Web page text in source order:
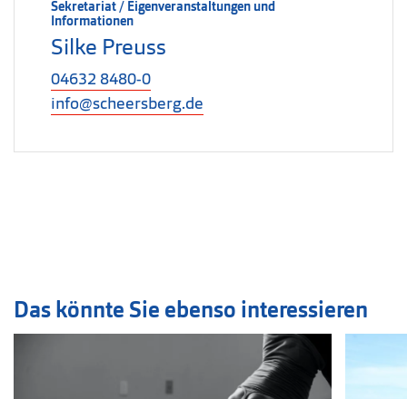
Sekretariat / Eigenveranstaltungen und
Informationen
Silke Preuss
04632 8480-0
info@scheersberg.de
Das könnte Sie ebenso interessieren
Veranstaltung1bis2von7sichtbar.